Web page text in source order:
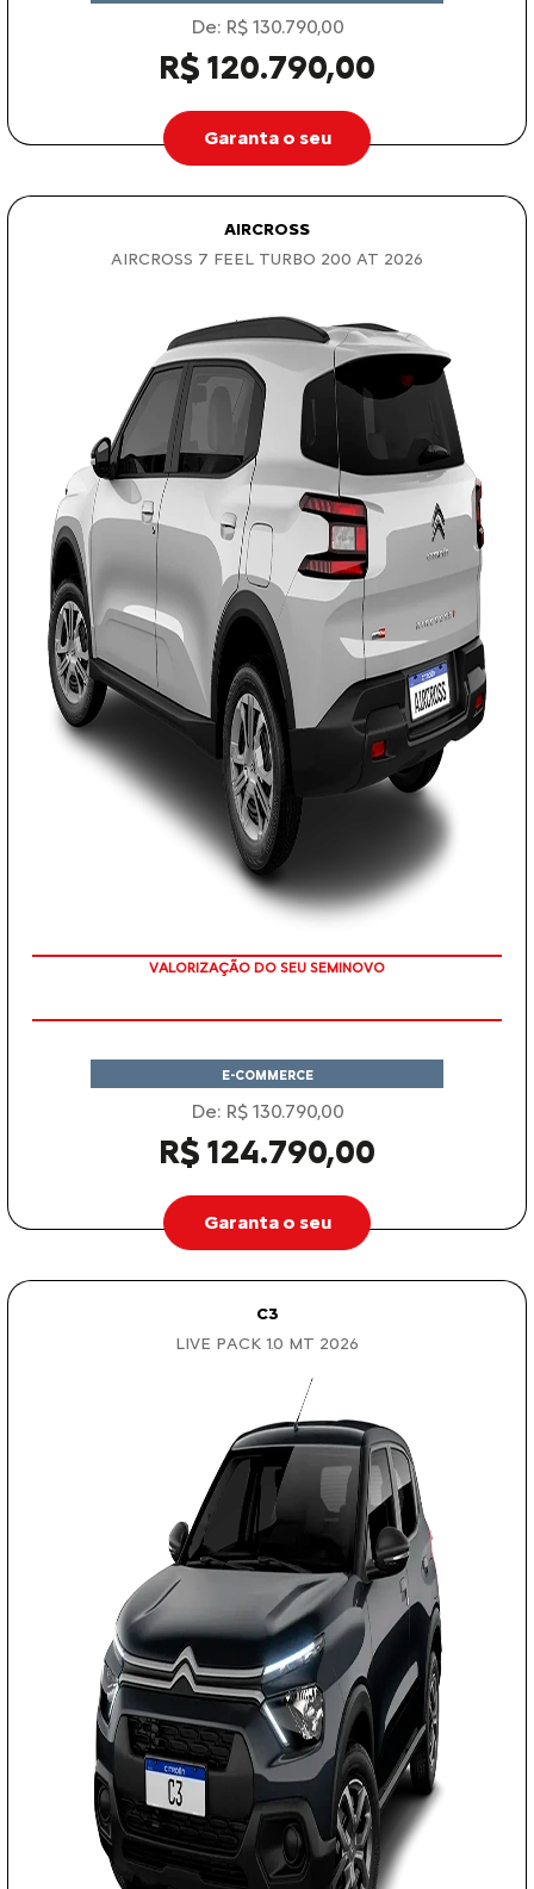
De: R$ 130.790,00
R$ 120.790,00
Garanta o seu
AIRCROSS
AIRCROSS 7 FEEL TURBO 200 AT 2026
VALORIZAÇÃO DO SEU SEMINOVO
E-COMMERCE
De: R$ 130.790,00
R$ 124.790,00
Garanta o seu
C3
LIVE PACK 1.0 MT 2026